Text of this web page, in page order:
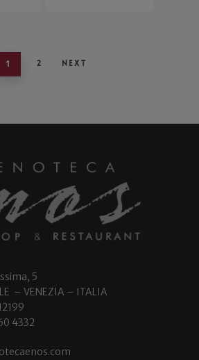
1 2 Next
5
– VENEZIA – ITALIA
4332